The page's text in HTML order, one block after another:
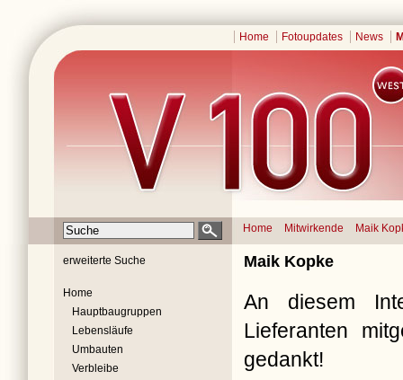
Home Fotoupdates News
Home Mitwirkende Maik
erweiterte Suche
Home
Hauptbaugruppen
Lebensläufe
Umbauten
Verbleibe
Maik Kopke
An diesem
Lieferanten
gedankt!